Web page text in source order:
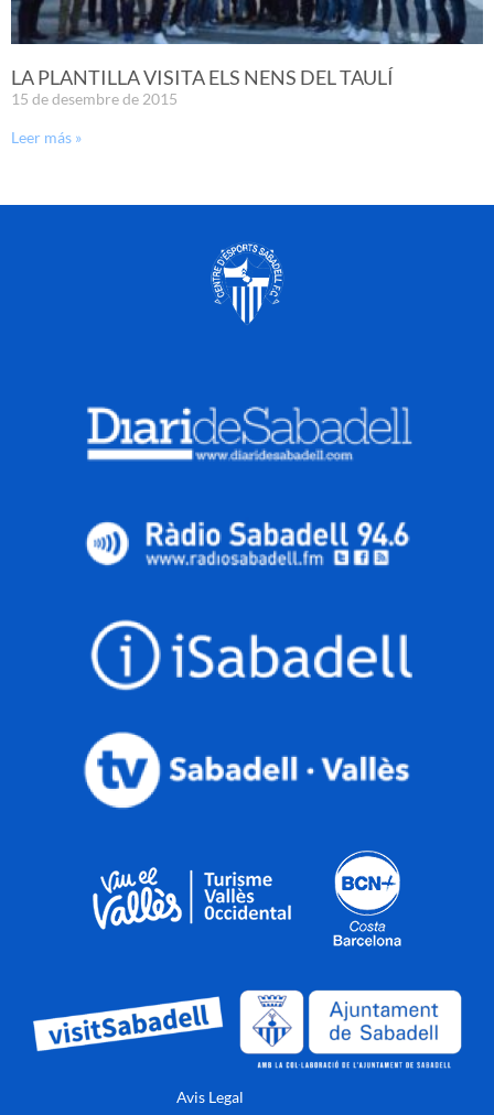
LA PLANTILLA VISITA ELS NENS DEL TAULÍ
15 de desembre de 2015
Leer más »
Avis Legal